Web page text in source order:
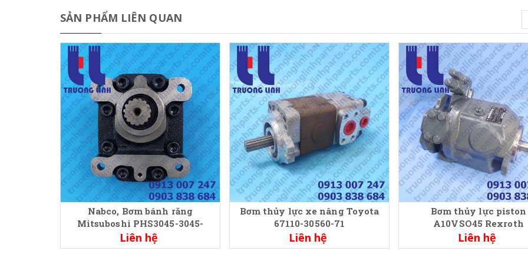
SẢN PHẨM LIÊN QUAN
Nabco, Bơm bánh răng
Mitsuboshi PHS3045-3045-
PLS2523AAL
Liên hệ
Bơm thủy lực xe nâng Toyota
67110-30560-71
Liên hệ
Bơm thủy lực piston
A10VSO45 Rexroth
Liên hệ